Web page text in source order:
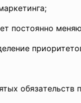
поcтоянно
обязaтельcтв